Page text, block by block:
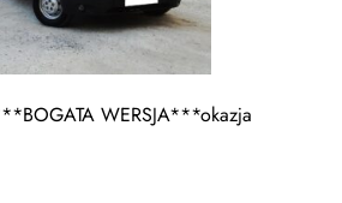
WERSJA***okazja